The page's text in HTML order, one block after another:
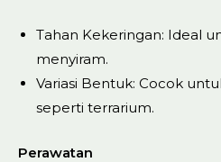
Tahan Kekeringan: Ideal
menyiram.
Variasi Bentuk: Cocok
seperti terrarium.
Perawatan